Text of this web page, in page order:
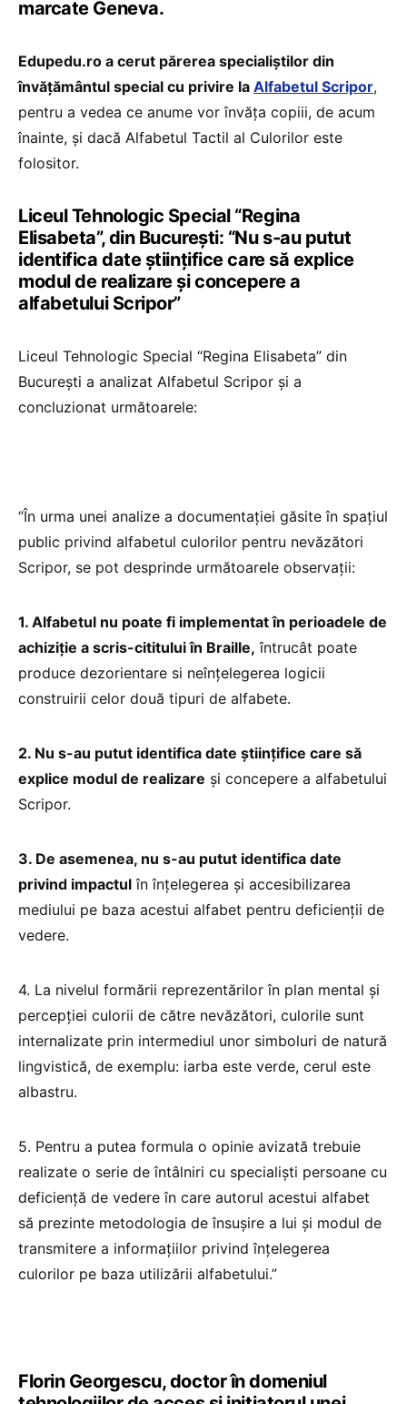
marcate Geneva.
Edupedu.ro a cerut părerea specialiștilor din
învățământul special cu privire la Alfabetul Scripor,
pentru a vedea ce anume vor învăța copiii, de acum
înainte, și dacă Alfabetul Tactil al Culorilor este
folositor.
Liceul Tehnologic Special “Regina
Elisabeta”, din București: “Nu s-au putut
identifica date științifice care să explice
modul de realizare și concepere a
alfabetului Scripor”
Liceul Tehnologic Special “Regina Elisabeta” din
București a analizat Alfabetul Scripor și a
concluzionat următoarele:
“În urma unei analize a documentației găsite în spațiul
public privind alfabetul culorilor pentru nevăzători
Scripor, se pot desprinde următoarele observații:
1. Alfabetul nu poate fi implementat în perioadele de
achiziție a scris-cititului în Braille, întrucât poate
produce dezorientare si neînțelegerea logicii
construirii celor două tipuri de alfabete.
2. Nu s-au putut identifica date științifice care să
explice modul de realizare și concepere a alfabetului
Scripor.
3. De asemenea, nu s-au putut identifica date
privind impactul în înțelegerea și accesibilizarea
mediului pe baza acestui alfabet pentru deficienții de
vedere.
4. La nivelul formării reprezentărilor în plan mental și
percepției culorii de către nevăzători, culorile sunt
internalizate prin intermediul unor simboluri de natură
lingvistică, de exemplu: iarba este verde, cerul este
albastru.
5. Pentru a putea formula o opinie avizată trebuie
realizate o serie de întâlniri cu specialiști persoane cu
deficiență de vedere în care autorul acestui alfabet
să prezinte metodologia de însușire a lui și modul de
transmitere a informațiilor privind înțelegerea
culorilor pe baza utilizării alfabetului.”
Florin Georgescu, doctor în domeniul